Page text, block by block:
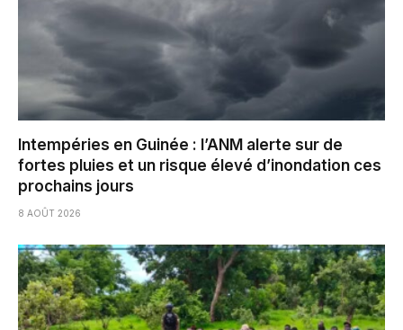
Intempéries en Guinée : l’ANM alerte sur de
fortes pluies et un risque élevé d’inondation ces
prochains jours
8 AOÛT 2026